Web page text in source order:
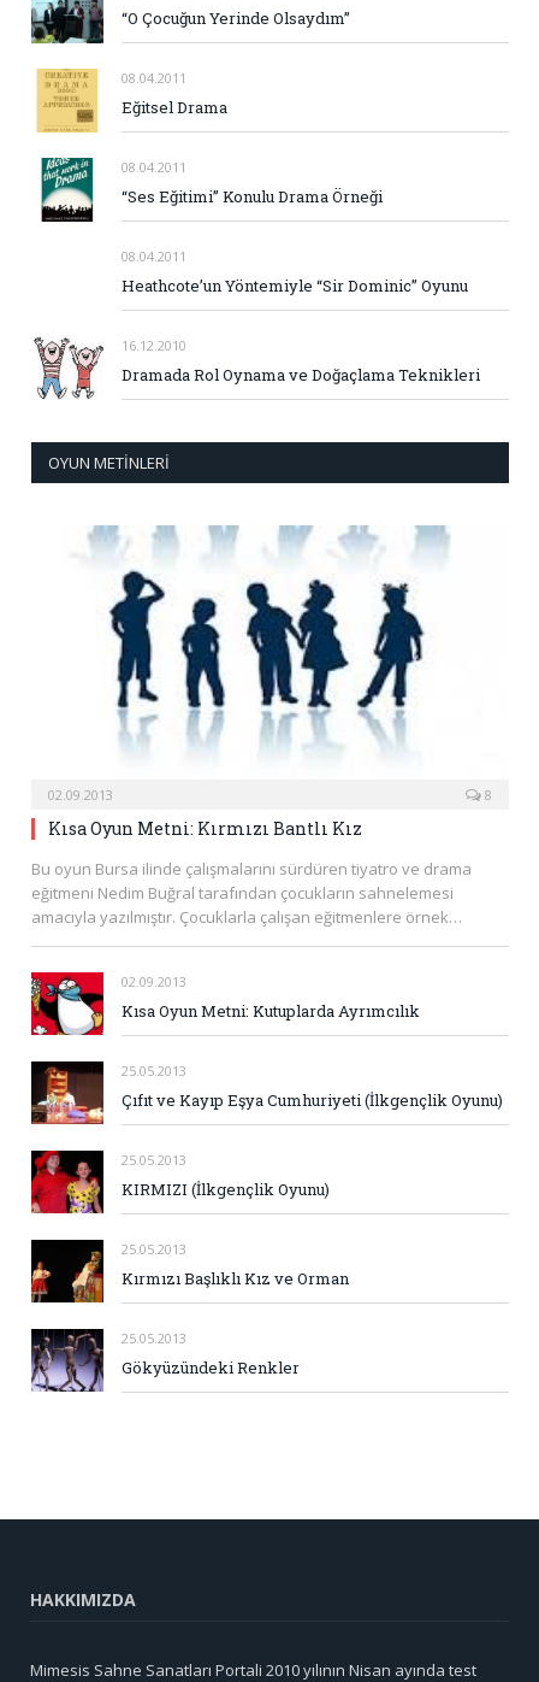
“O Çocuğun Yerinde Olsaydım”
08.04.2011
Eğitsel Drama
08.04.2011
“Ses Eğitimi” Konulu Drama Örneği
08.04.2011
Heathcote’un Yöntemiyle “Sir Dominic” Oyunu
16.12.2010
Dramada Rol Oynama ve Doğaçlama Teknikleri
OYUN METINLERI
02.09.2013 8
Kısa Oyun Metni: Kırmızı Bantlı Kız
Bu oyun Bursa ilinde çalışmalarını sürdüren tiyatro ve drama
eğitmeni Nedim Buğral tarafından çocukların sahnelemesi
amacıyla yazılmıştır. Çocuklarla çalışan eğitmenlere örnek…
02.09.2013
Kısa Oyun Metni: Kutuplarda Ayrımcılık
25.05.2013
Çıfıt ve Kayıp Eşya Cumhuriyeti (İlkgençlik Oyunu)
25.05.2013
KIRMIZI (İlkgençlik Oyunu)
25.05.2013
Kırmızı Başlıklı Kız ve Orman
25.05.2013
Gökyüzündeki Renkler
HAKKIMIZDA
Mimesis Sahne Sanatları Portali 2010 yılının Nisan ayında test